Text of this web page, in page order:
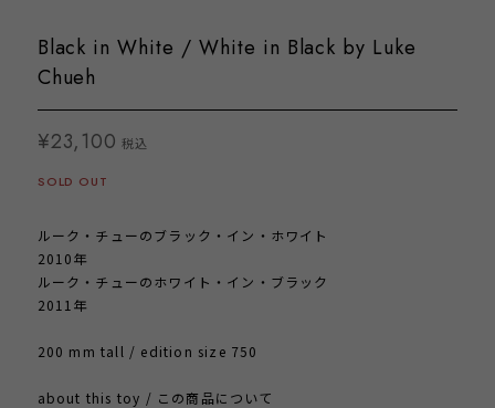
Black in White / White in Black by Luke
Chueh
¥23,100 税込
SOLD OUT
ルーク・チューのブラック・イン・ホワイト
2010年
ルーク・チューのホワイト・イン・ブラック
2011年
200 mm tall / edition size 750
about this toy / この商品について